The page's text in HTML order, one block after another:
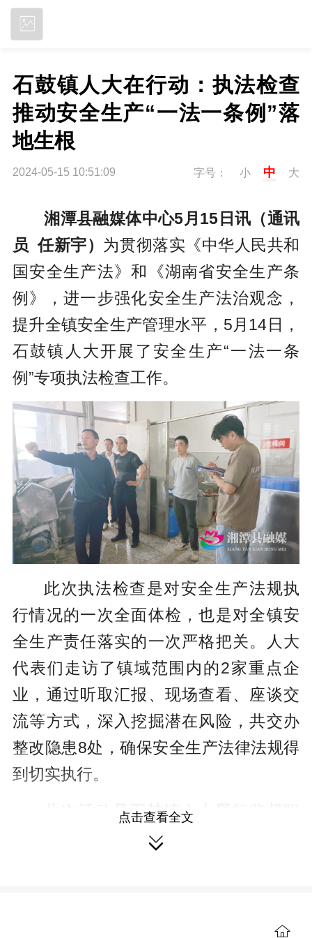
石鼓镇人大在行动：执法检查
推动安全生产“一法一条例”落
地生根
2024-05-15 10:51:09 字号： 小 中 大
湘潭县融媒体中心5月15日讯（通讯
员 任新宇） 为贯彻落实《中华人民共和
国安全生产法》和《湖南省安全生产条
例》，进一步强化安全生产法治观念，
提升全镇安全生产管理水平，5月14日，
石鼓镇人大开展了安全生产“一法一条
例”专项执法检查工作。
此次执法检查是对安全生产法规执
行情况的一次全面体检，也是对全镇安
全生产责任落实的一次严格把关。人大
代表们走访了镇域范围内的2家重点企
业，通过听取汇报、现场查看、座谈交
流等方式，深入挖掘潜在风险，共交办
整改隐患8处，确保安全生产法律法规得
到切实执行。
此次活动是石鼓镇人大履行监督职
责、服务大局的重要举措，展现了石鼓
点击查看全文
